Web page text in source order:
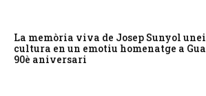
La memòria viva de Josep Sunyol
cultura en un emotiu homenatge a
90è aniversari